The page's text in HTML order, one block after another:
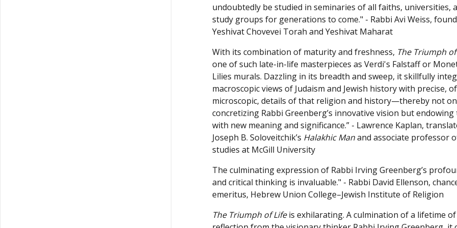
undoubtedly be studied in seminaries of all faiths, universities,
study groups for generations to come." - Rabbi Avi Weiss,
Yeshivat Chovevei Torah and Yeshivat Maharat
The Triumph
one of such late-in-life masterpieces as Verdi's Falstaffor
Lilies murals. Dazzling in its breadth and sweep, it skillfully
macroscopic views of Judaism and Jewish history with precise,
microscopic, details of that religion and history—thereby not
concretizing Rabbi Greenberg’s innovative vision but
with new meaning and significance.” - Lawrence Kaplan,
Joseph B. Soloveitchik’s Halakhic Manand associate professor
studies at McGill University
"The culminating expression of Rabbi Irving Greenberg’s
and critical thinking is invaluable." - Rabbi David Ellenson,
emeritus, Hebrew Union College–Jewish Institute of Religion
The Triumph of Lifeis exhilarating. A culmination of a lifetime